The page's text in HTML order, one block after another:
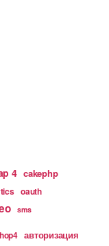
4 cakephp
oauth
sms
авторизация